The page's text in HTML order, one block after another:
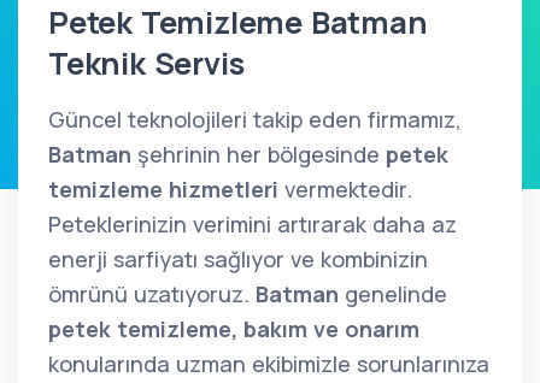
Petek Temizleme Batman
Teknik Servis
Güncel teknolojileri takip eden firmamız,
Batman şehrinin her bölgesinde petek
temizleme hizmetleri vermektedir.
Peteklerinizin verimini artırarak daha az
enerji sarfiyatı sağlıyor ve kombinizin
ömrünü uzatıyoruz. Batman genelinde
petek temizleme, bakım ve onarım
konularında uzman ekibimizle sorunlarınıza